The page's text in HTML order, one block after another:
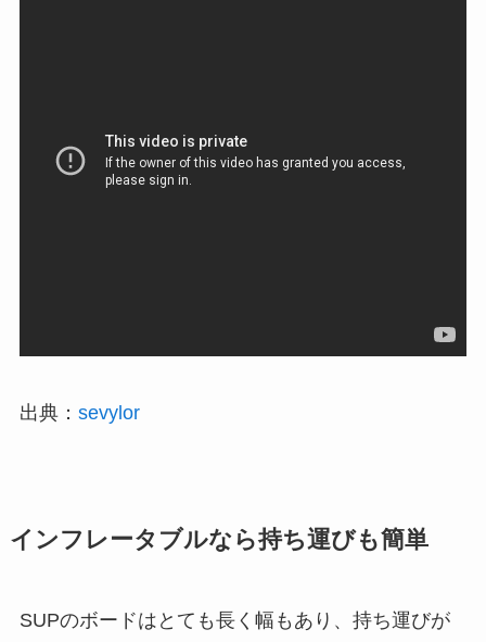
出典： sevylor
インフレータブルなら持ち運びも簡単
SUPのボードはとても長く幅もあり、持ち運びが